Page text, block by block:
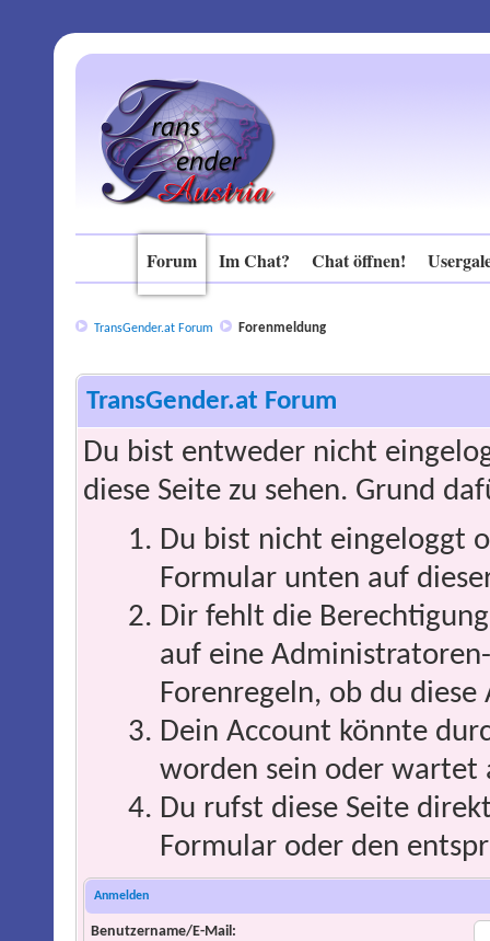
Forum Im Chat? Chat öffnen!
TransGender.at Forum Forenmeldung
TransGender.at Forum
Du bist entweder nicht
diese Seite zu sehen. Grund
Du bist nicht eingeloggt
Formular unten auf
Dir fehlt die
auf eine
Forenregeln, ob du
Dein Account könnte
worden sein oder wartet
Du rufst diese Seite
Formular oder den
Anmelden
Benutzername/E-Mail: